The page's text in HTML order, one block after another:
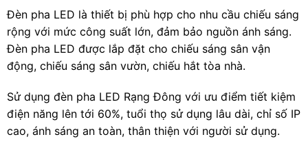
Đèn pha LED là thiết bị phù hợp cho nhu cầu chiếu sáng
rộng với mức công suất lớn, đảm bảo nguồn ánh sáng.
Đèn pha LED được lắp đặt cho chiếu sáng sân vận
động, chiếu sáng sân vườn, chiếu hắt tòa nhà.
Sử dụng đèn pha LED Rạng Đông với ưu điểm tiết kiệm
điện năng lên tới 60%, tuổi thọ sử dụng lâu dài, chỉ số IP
cao, ánh sáng an toàn, thân thiện với người sử dụng.